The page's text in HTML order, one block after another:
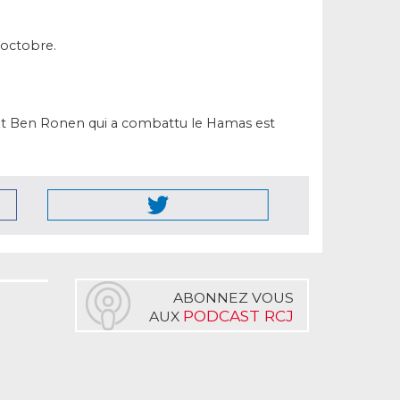
Ben Ronen qui a combattu le Hamas est
ABONNEZ VOUS
AUX PODCAST RCJ